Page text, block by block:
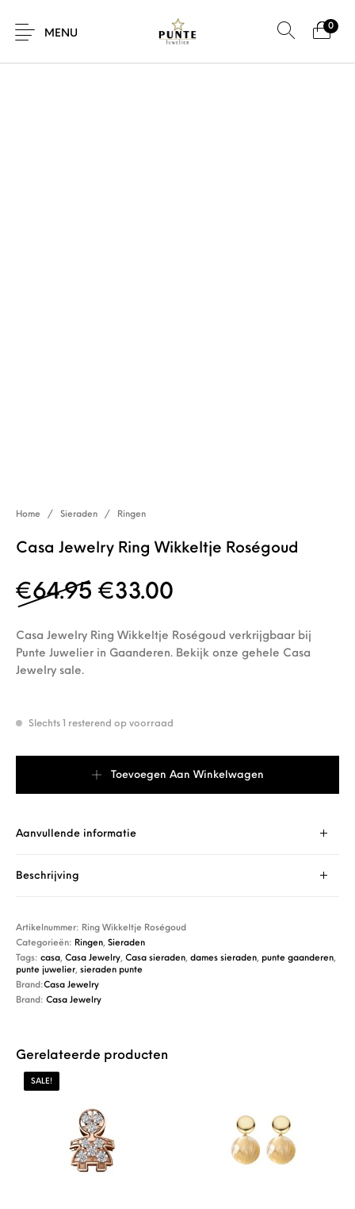
MENU
0
SALE!
Home / Sieraden / Ringen
Casa Jewelry Ring Wikkeltje Roségoud
€64.95 Oorspronkelijke prijs
€33.00
Casa Jewelry Ring Wikkeltje Roségoud verkrijgbaar bij
Punte Juwelier in Gaanderen. Bekijk onze gehele Casa
Jewelry sale.
Slechts 1 resterend op voorraad
Toevoegen Aan Winkelwagen
Aanvullende informatie
Beschrijving
Artikelnummer: Ring Wikkeltje Roségoud
Categorieën: Ringen,Sieraden
Tags:casa,Casa Jewelry,Casa sieraden,dames sieraden, punte gaanderen,
punte juwelier,sieraden punte
Brand:Casa Jewelry
Brand:Casa Jewelry
Gerelateerde producten
SALE!